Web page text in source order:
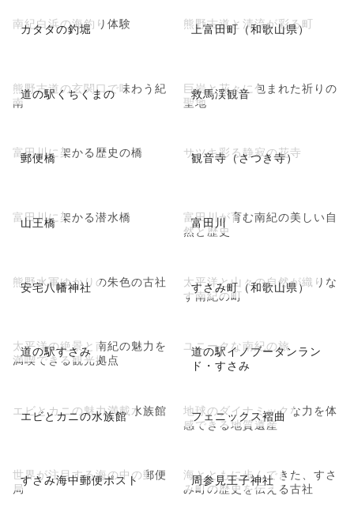
カタタの釣堀
南紀白浜の海釣り体験 上富田町（和歌山県）
熊野古道と清流が彩る町
道の駅くちくまの
熊野古道の玄関口で味わう紀
南
救馬渓観音
巨岩と花々に包まれた祈りの
聖地
郵便橋
富田川に架かる歴史の橋 観音寺（さつき寺）
サツキ彩る静寂の花寺
山王橋
富田川に架かる潜水橋 富田川
富田川が育む南紀の美しい自
然と歴史
安宅八幡神社
熊野水軍ゆかりの朱色の古社 すさみ町（和歌山県）
太平洋と山々の自然が織りな
す南紀の町
道の駅すさみ
太平洋の絶景と南紀の魅力を
満喫できる観光拠点
道の駅イノブータンラン
ド・すさみ
ユニークな南紀の旅
エビとカニの水族館
エビとカニの魅力満載水族館 フェニックス褶曲
地球のダイナミックな力を体
感できる地質遺産
すさみ海中郵便ポスト
世界が注目する海の中の郵便
局
周参見王子神社
海とともに歩んできた、すさ
み町の歴史を伝える古社